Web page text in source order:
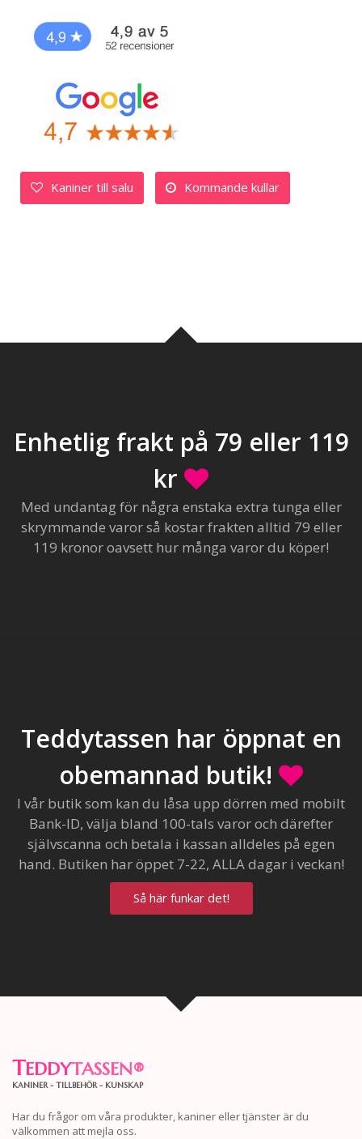
Kaniner till salu Kommande kullar
Enhetlig frakt på 79 eller 119
kr
Med undantag för några enstaka extra tunga eller
skrymmande varor så kostar frakten alltid 79 eller
119 kronor oavsett hur många varor du köper!
Teddytassen har öppnat en
obemannad butik!
I vår butik som kan du låsa upp dörren med mobilt
Bank-ID, välja bland 100-tals varor och därefter
självscanna och betala i kassan alldeles på egen
hand. Butiken har öppet 7-22, ALLA dagar i veckan!
Så här funkar det!
TEDDYTASSEN®
KANINER - TILLBEHÖR - KUNSKAP
Har du frågor om våra produkter, kaniner eller tjänster är du
välkommen att mejla oss.